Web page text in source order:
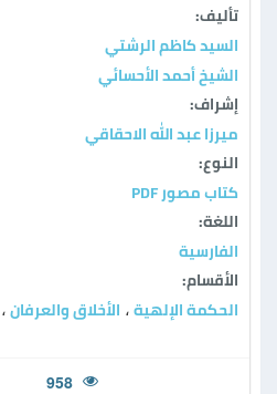
تأليف:
السيد كاظم الرشتي
الشيخ أحمد الأحسائي
إشراف:
ميرزا عبد الله الاحقاقي
النوع:
كتاب مصور PDF
اللغة:
الفارسية
الأقسام:
الحكمة الإلهية ، الأخلاق والعرفان ،
958